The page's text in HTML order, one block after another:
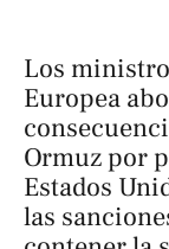
Los
Europea
Ormuz por
Estados
las